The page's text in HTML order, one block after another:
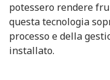
potessero rendere
questa tecnologia
processo e della
installato.